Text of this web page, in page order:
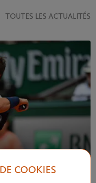
TOUTES LES ACTUALITÉS
COOKIES